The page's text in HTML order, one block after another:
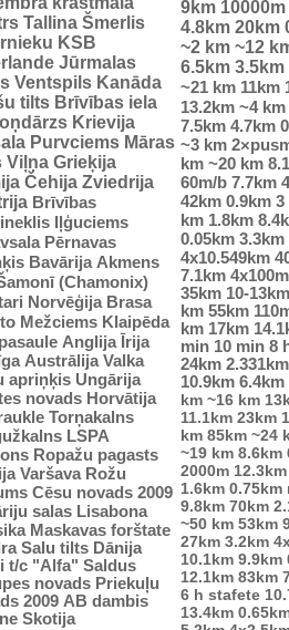
Tallina Šmerlis
KSB
Jūrmalas
Ventspils Kanāda
tilts Brīvības iela
Krievija
Purvciems Māras
Viļņa Grieķija
Čehija Zviedrija
Brīvības
Iļģuciems
Pērnavas
Bavārija Akmens
(Chamonix)
Norvēģija Brasa
Mežciems Klaipēda
Anglija Īrija
Austrālija Valka
apriņķis Ungārija
novads Horvātija
Torņakalns
LSPA
Ropažu pagasts
Varšava Rožu
Cēsu novads 2009
salas Lisabona
Maskavas forštate
Salu tilts Dānija
t/c "Alfa" Saldus
novads Priekuļu
2009 AB dambis
Skotija
9km 10000m
4.8km 20km
~2 km ~12
6.5km 3.5km
~21 km 11km
13.2km ~4 km
7.5km 4.7km
~3 km
km ~20 km
60m/b 7.7km
42km 0.9km 3
km 1.8km
0.05km 3.3km
4x10.549km
7.1km 4x100m
35km 10-13km
km 55km
km 17km
min 10 min 8
24km 2.331km
10.9km 6.4km
km ~16 km
11.1km 23km
km 85km ~24
~19 km 8.6km
2000m 12.3km
1.6km 0.75km
9.8km 70km
~50 km 53km
27km 3.2km
10.1km 9.9km
12.1km 83km
6 h stafete
13.4km